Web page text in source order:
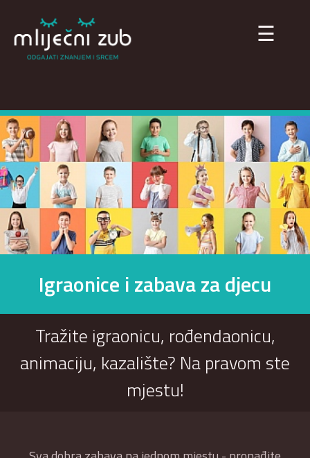
×
☰
Igraonice i zabava za djecu
Tražite igraonicu, rođendaonicu,
animaciju, kazalište? Na pravom ste
mjestu!